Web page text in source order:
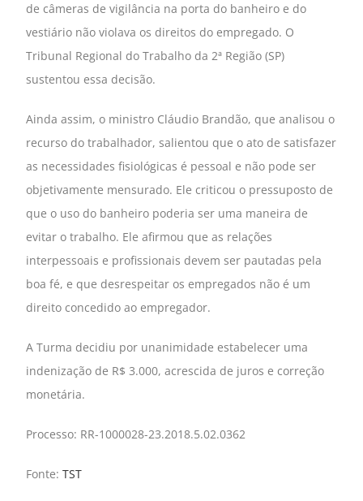
de câmeras de vigilância na porta do banheiro e do
vestiário não violava os direitos do empregado. O
Tribunal Regional do Trabalho da 2ª Região (SP)
sustentou essa decisão.
Ainda assim, o ministro Cláudio Brandão, que analisou o
recurso do trabalhador, salientou que o ato de satisfazer
as necessidades fisiológicas é pessoal e não pode ser
objetivamente mensurado. Ele criticou o pressuposto de
que o uso do banheiro poderia ser uma maneira de
evitar o trabalho. Ele afirmou que as relações
interpessoais e profissionais devem ser pautadas pela
boa fé, e que desrespeitar os empregados não é um
direito concedido ao empregador.
A Turma decidiu por unanimidade estabelecer uma
indenização de R$ 3.000, acrescida de juros e correção
monetária.
Processo: RR-1000028-23.2018.5.02.0362​
​Fonte: TST